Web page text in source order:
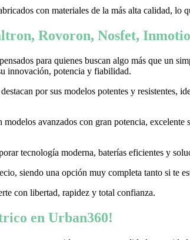
con materiales de la más alta calidad, lo
Rovoron, Nosfet,
para quienes buscan algo más que un
innovación, potencia y fiabilidad.
por sus modelos potentes y resistentes,
avanzados con gran potencia,
tecnología moderna, baterías eficientes y
siendo una opción muy completa tanto si te
con libertad, rapidez y total confianza.
en Urban360!